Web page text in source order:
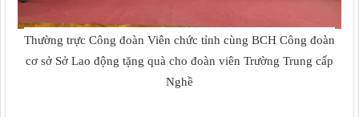
Thường trực Công đoàn Viên chức tỉnh cùng BCH Công đoàn
cơ sở Sở Lao động tặng quà cho đoàn viên Trường Trung cấp
Nghề